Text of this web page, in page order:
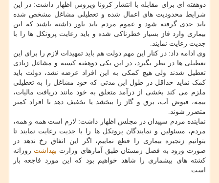
دوهفته ای برای مقابله با انتشار کرونا ویروس اظهار داشت: در این
شرایط محدودیت های اعمال شده و تعطیلی مشاغل مشخص شده
باید جدی گرفته شود و عموم مردم باید باور داشته باشند که این
بیماری وارد فاز بسیار خطرناکی شده و باید رعایت پروتکل ها را با
جدیت رعایت نمایند.
وی ادامه داد: در کنار این مهم دولت هم باید تمهیدات لازم را برای این
تعطیلی ها در نظر بگیرد، در این یکی دوهفته کسبه و مشاغل زیادی
تعطیل شدند ولی هیچ کمکی به این افراد عرضه نشد، دولت باید
کمک نماید حداقل در طول این مدتی که خود مشاغل را به تعطیلی
ملزم می کند بخشی از درآمد متعلق به خود مانند دریافت مالیات،
بیمه، قبوض آب، برق و گاز را ببخشد یا تخفیف دهد تا افراد کمتر
متضرر شوند.
نماینده مردم سپیدان در مجلس اظهار داشت: لازم است همه و همه،
مردم، مسئولین و نمایندگان پروتکل ها را با جدیت رعایت نمایند تا
بتوانیم زنجیره بیماری را قطع نماییم، اگر این اتفاق رخ ندهد در
صورت ورود به فصل زمستان طبق آمارهای وزارت بهداشت روزانه
کشته های بیشماری را شاهد خواهیم بود که این مورد فاجعه بار
است.